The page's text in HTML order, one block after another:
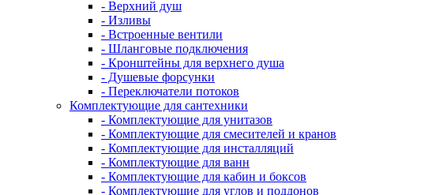
- Верхний душ
- Изливы
- Встроенные вентили
- Шланговые подключения
- Кронштейны для верхнего душа
- Душевые форсунки
- Переключатели потоков
Комплектующие для сантехники
- Комплектующие для унитазов
- Комплектующие для смесителей и кранов
- Комплектующие для инсталляций
- Комплектующие для ванн
- Комплектующие для кабин и боксов
- Комплектующие для углов и поддонов